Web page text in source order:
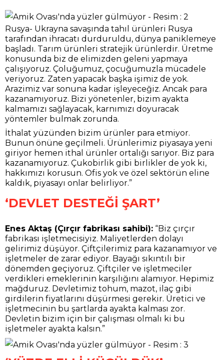
Rusya- Ukrayna savaşında tahıl ürünleri Rusya
tarafından ihracatı durduruldu, dünya paniklemeye
başladı. Tarım ürünleri stratejik ürünlerdir. Üretme
konusunda biz de elimizden geleni yapmaya
çalışıyoruz. Çoluğumuz, çocuğumuzla mücadele
veriyoruz. Zaten yapacak başka işimiz de yok.
Arazimiz var sonuna kadar işleyeceğiz. Ancak para
kazanamıyoruz. Bizi yönetenler, bizim ayakta
kalmamızı sağlayacak, karnımızı doyuracak
yöntemler bulmak zorunda.
İthalat yüzünden bizim ürünler para etmiyor.
Bunun önüne geçilmeli. Ürünlerimiz piyasaya yeni
giriyor hemen ithal ürünler ortalığı sarıyor. Biz para
kazanamıyoruz. Çukobirlik gibi birlikler de yok ki,
hakkımızı korusun. Ofis yok ve özel sektörün eline
kaldık, piyasayı onlar belirliyor.”
‘DEVLET DESTEĞİ ŞART’
Enes Aktaş (Çırçır fabrikası sahibi): “Biz çırçır
fabrikası işletmecisiyiz. Maliyetlerden dolayı
gelirimiz düşüyor. Çiftçilerimiz para kazanamıyor ve
işletmeler de zarar ediyor. Bayağı sıkıntılı bir
dönemden geçiyoruz. Çiftçiler ve işletmeciler
verdikleri emeklerinin karşılığını alamıyor. Hepimiz
mağduruz. Devletimiz tohum, mazot, ilaç gibi
girdilerin fiyatlarını düşürmesi gerekir. Üretici ve
işletmecinin bu şartlarda ayakta kalması zor.
Devletin bizim için bir çalışması olmalı ki bu
işletmeler ayakta kalsın.”